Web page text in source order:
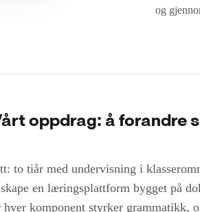
og
oppdrag: å forandre
to tiår med undervisning i
en læringsplattform bygget på
komponent styrker grammatikk,